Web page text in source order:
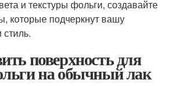
и текстуры фольги, создавайте
которые подчеркнут вашу
поверхность для
на обычный лак